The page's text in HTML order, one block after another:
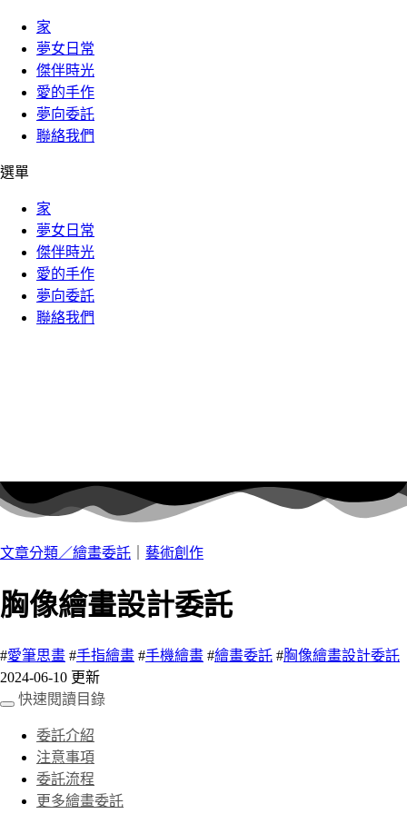
家
夢女日常
傑伴時光
愛的手作
夢向委託
聯絡我們
選單
家
夢女日常
傑伴時光
愛的手作
夢向委託
聯絡我們
文章分類／繪畫委託 藝術創作
胸像繪畫設計委託
#愛筆思畫 #手指繪畫 #手機繪畫 #繪畫委託 #胸像繪畫設計委託
2024-06-10 更新
快速閱讀目錄
委託介紹
注意事項
委託流程
更多繪畫委託